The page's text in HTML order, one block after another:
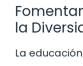
la
La